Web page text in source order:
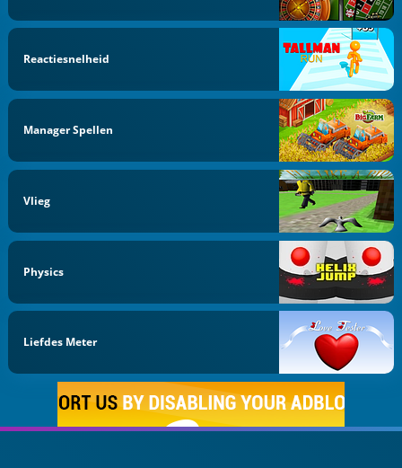
Reactiesnelheid
Manager Spellen
Vlieg
Physics
Liefdes Meter